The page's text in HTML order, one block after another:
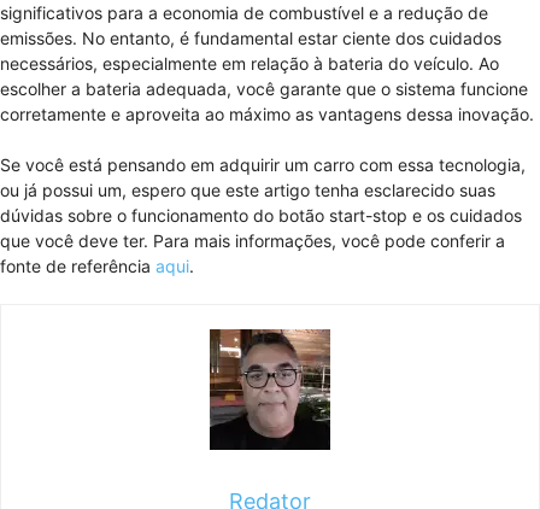
significativos para a economia de combustível e a redução de
emissões. No entanto, é fundamental estar ciente dos cuidados
necessários, especialmente em relação à bateria do veículo. Ao
escolher a bateria adequada, você garante que o sistema funcione
corretamente e aproveita ao máximo as vantagens dessa inovação.
Se você está pensando em adquirir um carro com essa tecnologia,
ou já possui um, espero que este artigo tenha esclarecido suas
dúvidas sobre o funcionamento do botão start-stop e os cuidados
que você deve ter. Para mais informações, você pode conferir a
fonte de referência aqui.
Redator